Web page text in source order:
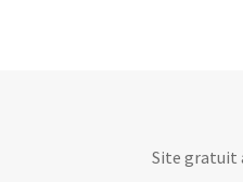
Site gratuit